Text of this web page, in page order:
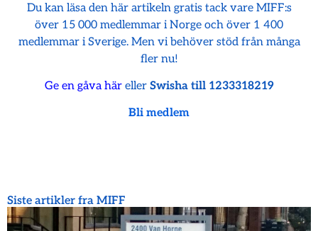
Du kan läsa den här artikeln gratis tack vare MIFF:s
över 15 000 medlemmar i Norge och över 1 400
medlemmar i Sverige. Men vi behöver stöd från många
fler nu!
Ge en gåva häreller Swisha till 1233318219
Bli medlem
Siste artikler fra MIFF